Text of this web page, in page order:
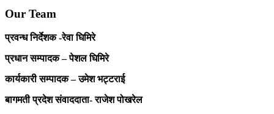
Our Team
प्रवन्ध निर्देशक -रेवा घिमिरे
प्रधान सम्पादक – पेशल घिमिरे
कार्यकारी सम्पादक – उमेश भट्टराई
बागमती प्रदेश संवाददाता- राजेश पोखरेल